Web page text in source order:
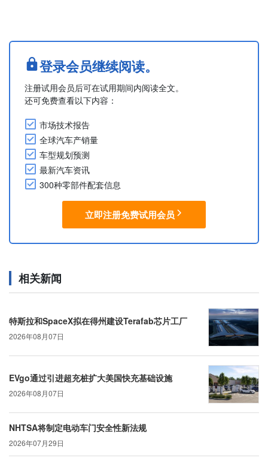
特斯拉位于得克萨斯州休斯顿的新超级工厂。与位于加州
Lathrop的特斯拉首座超级工厂相同，新超级工厂也将生产
Megapack 3储能系统。特斯拉于2025年9月发....
登录会员继续阅读。
注册试用会员后可在试用期间内阅读全文。
还可免费查看以下内容：
市场技术报告
全球汽车产销量
车型规划预测
最新汽车资讯
300种零部件配套信息
立即注册免费试用会员
相关新闻
特斯拉和SpaceX拟在得州建设Terafab芯片工厂
2026年08月07日
EVgo通过引进超充桩扩大美国快充基础设施
2026年08月07日
NHTSA将制定电动车门安全性新法规
2026年07月29日